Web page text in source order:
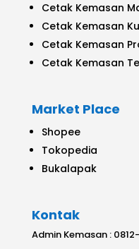
Cetak Kemasan
Cetak Kemasan
Cetak Kemasan
Cetak Kemasan
Market Place
Shopee
Tokopedia
Bukalapak
Kontak
Admin Kemasan :